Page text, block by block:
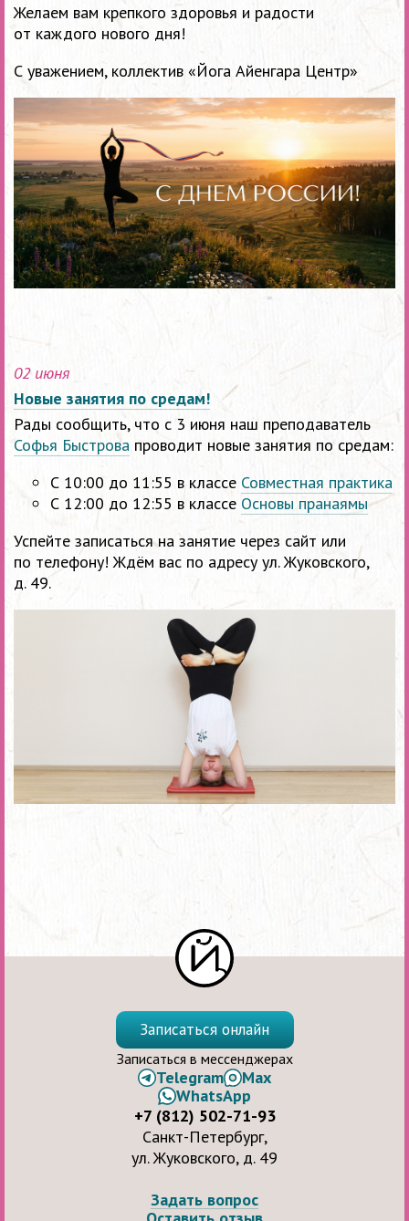
Желаем вам крепкого здоровья и радости
от каждого нового дня!
С уважением, коллектив «Йога Айенгара Центр»
02 июня
Новые занятия по средам!
Рады сообщить, что с 3 июня наш преподаватель
Софья Быстрова проводит новые занятия по средам:
С 10:00 до 11:55 в классе Совместная практика
С 12:00 до 12:55 в классе Основы пранаямы
Успейте записаться на занятие через сайт или
по телефону! Ждём вас по адресу ул. Жуковского,
д. 49.
Задать вопрос
Записаться онлайн
Записаться в мессенджерах
Telegram
Max
WhatsApp
+7 (812) 502-71-93
Санкт-Петербург,
ул. Жуковского, д. 49